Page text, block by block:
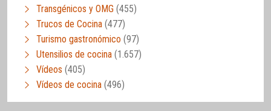
Transgénicos y OMG (455)
Trucos de Cocina (477)
Turismo gastronómico (97)
Utensilios de cocina (1.657)
Vídeos (405)
Vídeos de cocina (496)